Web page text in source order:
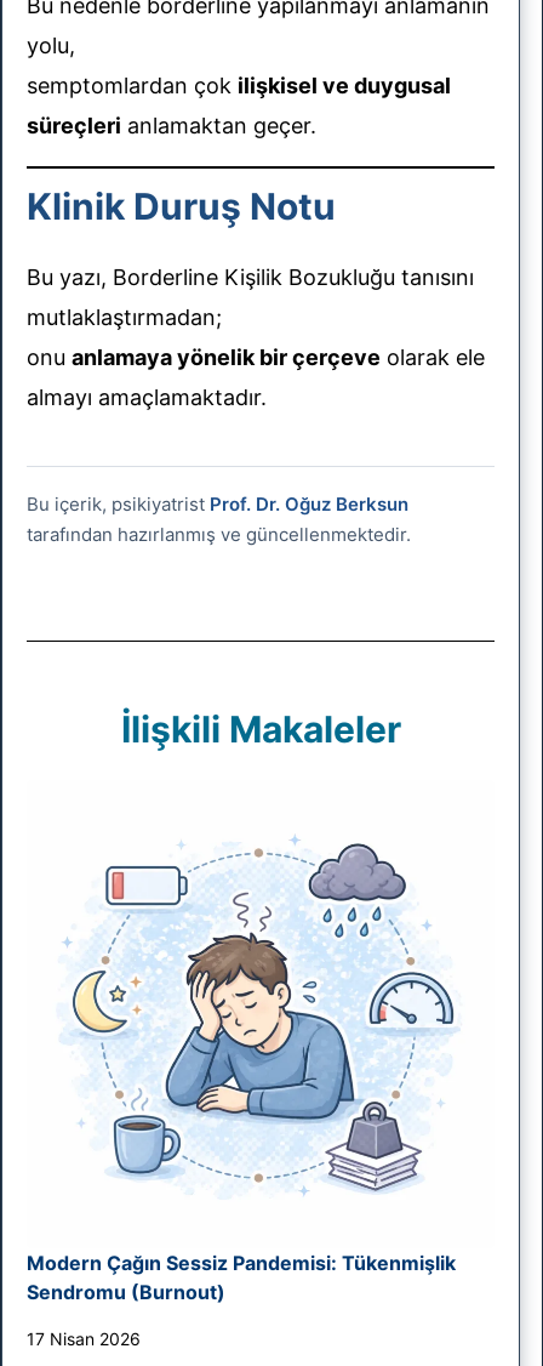
Bu nedenle borderline yapılanmayı anlamanın
yolu,
semptomlardan çok ilişkisel ve duygusal
süreçleri anlamaktan geçer.
Klinik Duruş Notu
Bu yazı, Borderline Kişilik Bozukluğu tanısını
mutlaklaştırmadan;
onu anlamaya yönelik bir çerçeve olarak ele
almayı amaçlamaktadır.
Bu içerik, psikiyatrist Prof. Dr. Oğuz Berksun
tarafından hazırlanmış ve güncellenmektedir.
İlişkili Makaleler
Modern Çağın Sessiz Pandemisi: Tükenmişlik
Sendromu (Burnout)
17 Nisan 2026